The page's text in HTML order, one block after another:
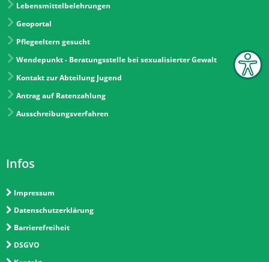
Lebensmittelbelehrungen
Geoportal
Pflegeeltern gesucht
Wendepunkt - Beratungsstelle bei sexualisierter Gewalt
Kontakt zur Abteilung Jugend
Antrag auf Ratenzahlung
Ausschreibungsverfahren
Infos
Impressum
Datenschutzerklärung
Barrierefreiheit
DSGVO